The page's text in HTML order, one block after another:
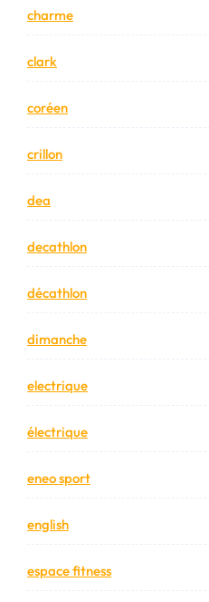
charme
clark
coréen
crillon
dea
decathlon
décathlon
dimanche
electrique
électrique
eneo sport
english
espace fitness